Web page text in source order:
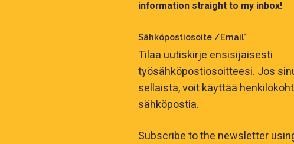
information straight to my inbox!
Sähköpostiosoite /Email*
Tilaa uutiskirje ensisijaisesti
työsähköpostiosoitteesi. Jos
sellaista, voit käyttää
sähköpostia.
Subscribe to the newsletter